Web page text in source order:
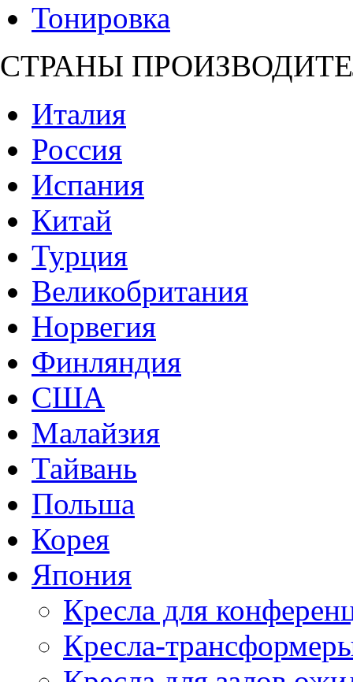
Тонировка
СТРАНЫ
Италия
Россия
Испания
Китай
Турция
Великобритания
Норвегия
Финляндия
США
Малайзия
Тайвань
Польша
Корея
Япония
Кресла для
Кресла-